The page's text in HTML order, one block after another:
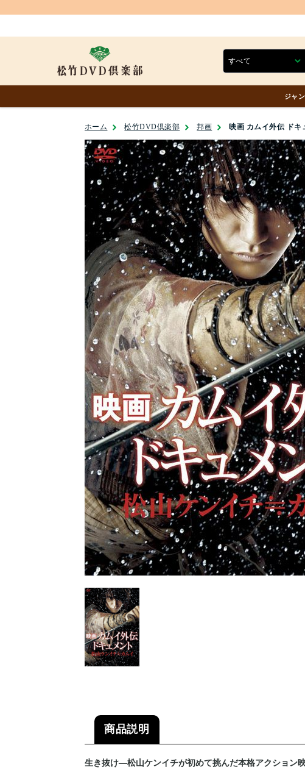
ジャ
ホーム 松竹DVD倶楽部 邦画 映画 カムイ外伝 ドキ
商品説明
生き抜け―松山ケンイチが初めて挑んだ本格アクション映